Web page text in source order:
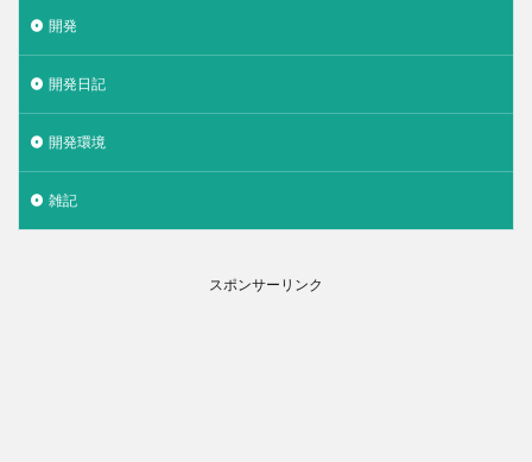
開発
開発日記
開発環境
雑記
スポンサーリンク